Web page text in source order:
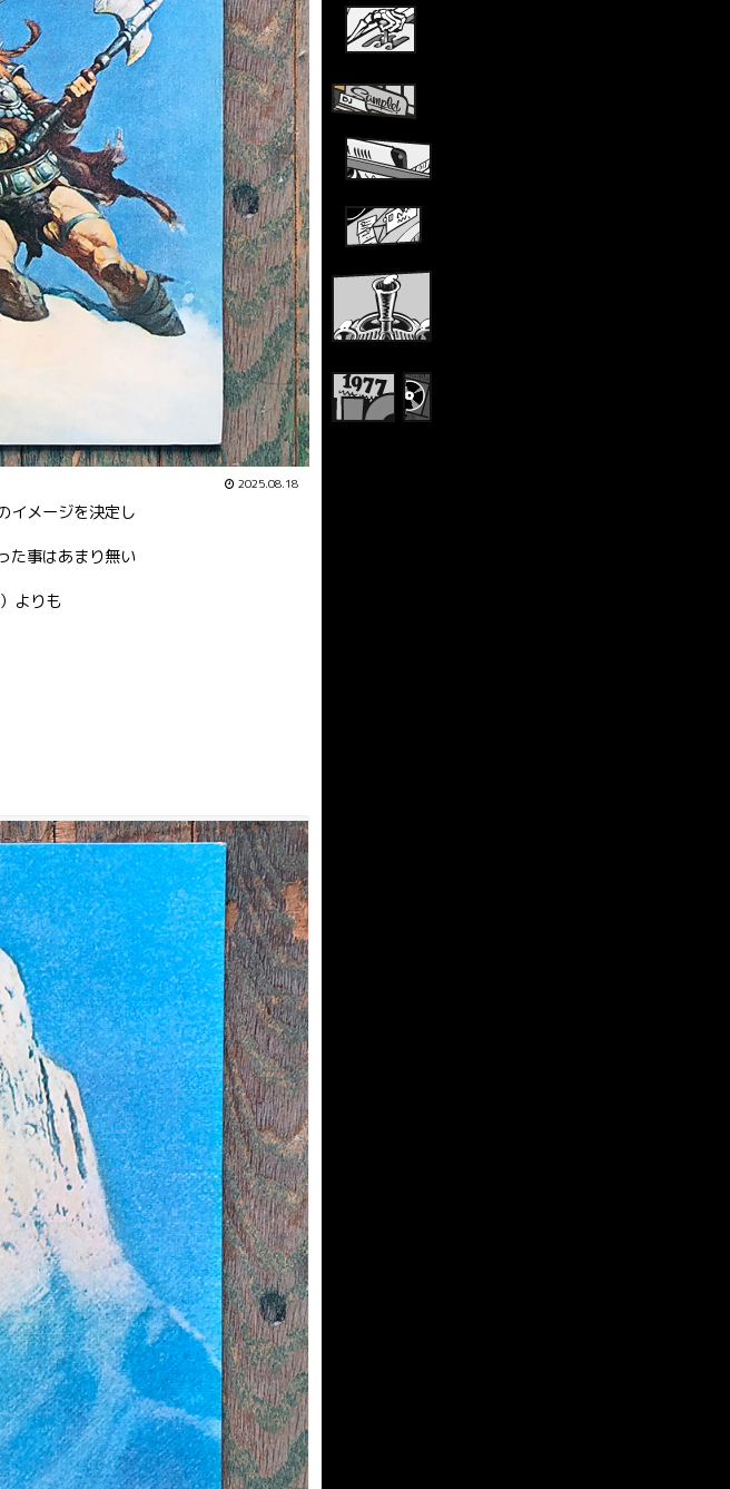
2025.08.18
イメージを決定し
た事はあまり無い
よりも